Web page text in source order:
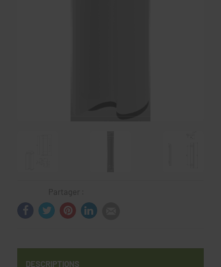
Partager :
DESCRIPTIONS